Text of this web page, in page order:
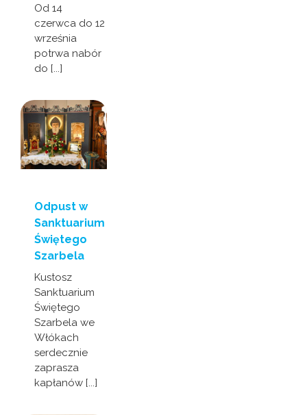
Od 14
czerwca do 12
września
potrwa nabór
do [...]
Odpust w
Sanktuarium
Świętego
Szarbela
Kustosz
Sanktuarium
Świętego
Szarbela we
Włókach
serdecznie
zaprasza
kapłanów [...]